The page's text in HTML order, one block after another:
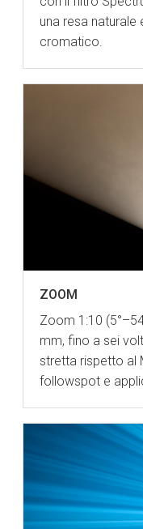
una resa
cromatico.
ZOOM
Zoom 1:10
mm, fino a sei
stretta rispetto al
followspot e